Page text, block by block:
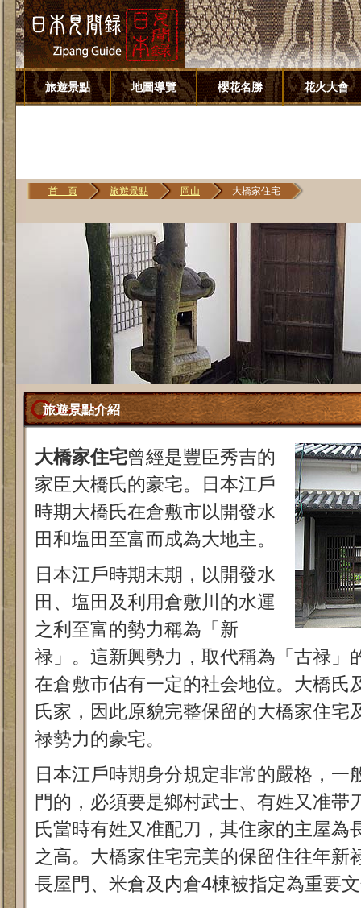
旅遊景點 地圖導覽 櫻花名勝 花火大會
首 頁 旅遊景點 岡山 大橋家住宅
旅遊景點介紹
大橋家住宅曾經是豐臣秀吉的
家臣大橋氏的豪宅。日本江戶
時期大橋氏在倉敷市以開發水
田和塩田至富而成為大地主。
日本江戶時期末期，以開發水
田、塩田及利用倉敷川的水運
之利至富的勢力稱為「新
禄」。這新興勢力，取代稱為「古禄」
在倉敷市佔有一定的社会地位。大橋氏
氏家，因此原貌完整保留的大橋家住宅
禄勢力的豪宅。
日本江戶時期身分規定非常的嚴格，一
門的，必須要是鄉村武士、有姓又准帯
氏當時有姓又准配刀，其住家的主屋為
之高。大橋家住宅完美的保留住往年新
長屋門、米倉及内倉4棟被指定為重要